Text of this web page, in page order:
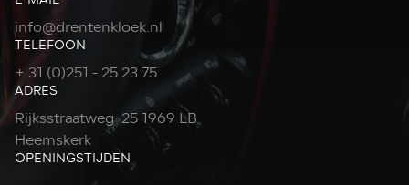
info@drentenkloek.nl
TELEFOON
+ 31 (0)251 - 25 23 75
ADRES
Rijksstraatweg 25 1969 LB
Heemskerk
OPENINGSTIJDEN